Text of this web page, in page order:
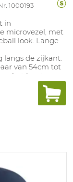
1000193
in
microvezel, met
look. Lange
langs de zijkant.
van 54cm tot
arbeiders in
bij
en op
rood, groen,